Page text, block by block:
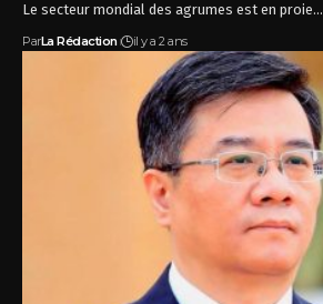
Le secteur mondial des agrumes est en proie…
ParLa Rédaction il y a 2 ans